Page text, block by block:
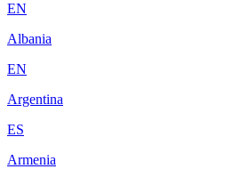
EN
Albania
EN
Argentina
ES
Armenia